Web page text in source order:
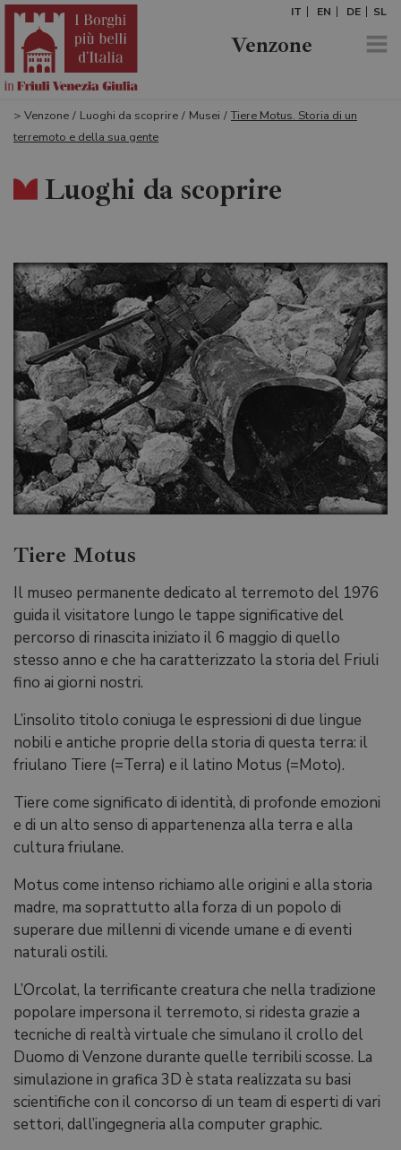
IT EN DE SL
Venzone
> Venzone / Luoghi da scoprire / Musei / Tiere Motus. Storia di un
terremoto e della sua gente
Luoghi da scoprire
Tiere Motus
Il museo permanente dedicato al terremoto del 1976
guida il visitatore lungo le tappe significative del
percorso di rinascita iniziato il 6 maggio di quello
stesso anno e che ha caratterizzato la storia del Friuli
fino ai giorni nostri.
L’insolito titolo coniuga le espressioni di due lingue
nobili e antiche proprie della storia di questa terra: il
friulano Tiere (=Terra) e il latino Motus (=Moto).
Tiere come significato di identità, di profonde emozioni
e di un alto senso di appartenenza alla terra e alla
cultura friulane.
Motus come intenso richiamo alle origini e alla storia
madre, ma soprattutto alla forza di un popolo di
superare due millenni di vicende umane e di eventi
naturali ostili.
L’Orcolat, la terrificante creatura che nella tradizione
popolare impersona il terremoto, si ridesta grazie a
tecniche di realtà virtuale che simulano il crollo del
Duomo di Venzone durante quelle terribili scosse. La
simulazione in grafica 3D è stata realizzata su basi
scientifiche con il concorso di un team di esperti di vari
settori, dall’ingegneria alla computer graphic.